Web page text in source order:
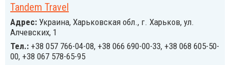
Tandem Travel
Адрес: Украина, Харьковская обл., г. Харьков, ул.
Алчевских, 1
Тел.: +38 057 766-04-08, +38 066 690-00-33, +38 068 605-50-
00, +38 067 578-65-95